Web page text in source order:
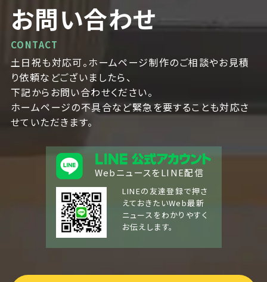
お問い合わせ
CONTACT
土日祝も対応可。ホームページ制作のご相談やお見積
り依頼などございましたら、
下記からお問い合わせください。
ホームページの不具合など緊急を要することも対応さ
せていただきます。
WebニュースをLINE配信
LINEの友達登録で押さ
えておきたいWeb最新
ニュースをわかりやすく
お伝えします。